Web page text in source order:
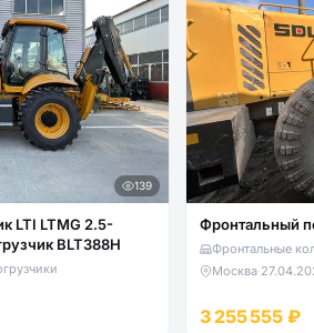
139
LTI LTMG 2.5-
BLT388H
Фронтальный
Фронтальные
Москва·
3 255 555 ₽